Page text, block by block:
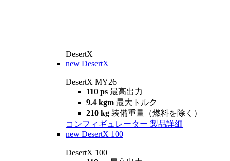
DesertX
new DesertX
DesertX MY26
110 ps 最高出力
9.4 kgm 最大トルク
210 kg 装備重量（燃料を除く）
コンフィギュレーター 製品詳細
new DesertX 100
DesertX 100